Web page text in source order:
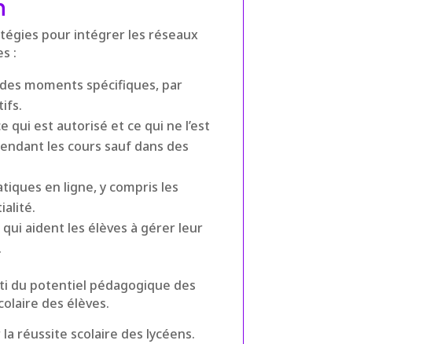
pour intégrer les réseaux
:
moments spécifiques, par
qui est autorisé et ce qui ne l’est
les cours sauf dans des
en ligne, y compris les
aident les élèves à gérer leur
du potentiel pédagogique des
des élèves.
réussite scolaire des lycéens.